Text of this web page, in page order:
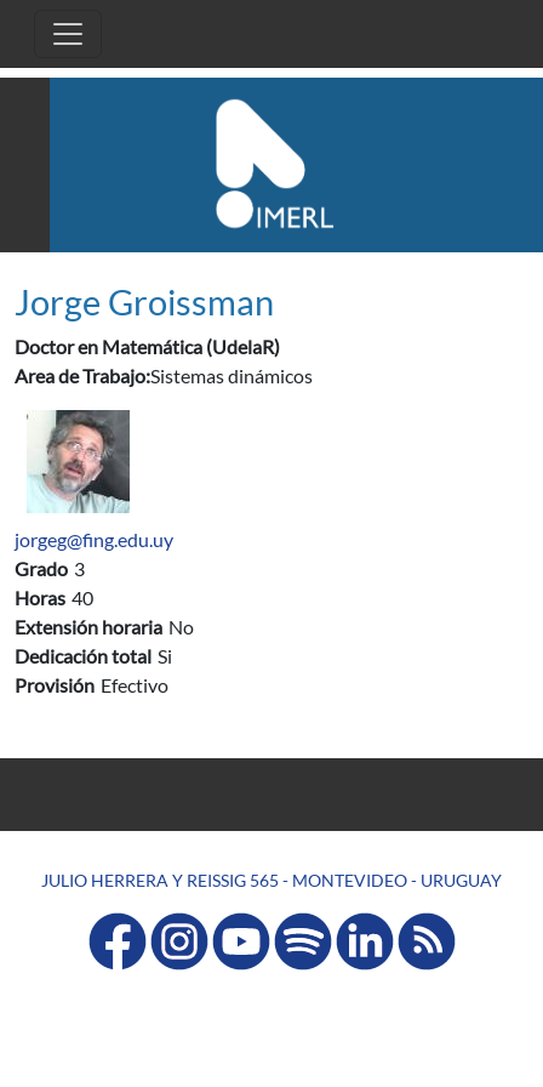
Jorge Groissman
Doctor en Matemática (UdelaR)
Area de Trabajo:Sistemas dinámicos
jorgeg@fing.edu.uy
Grado 3
Horas 40
Extensión horaria No
Dedicación total Si
Provisión Efectivo
JULIO HERRERA Y REISSIG 565 - MONTEVIDEO - URUGUAY